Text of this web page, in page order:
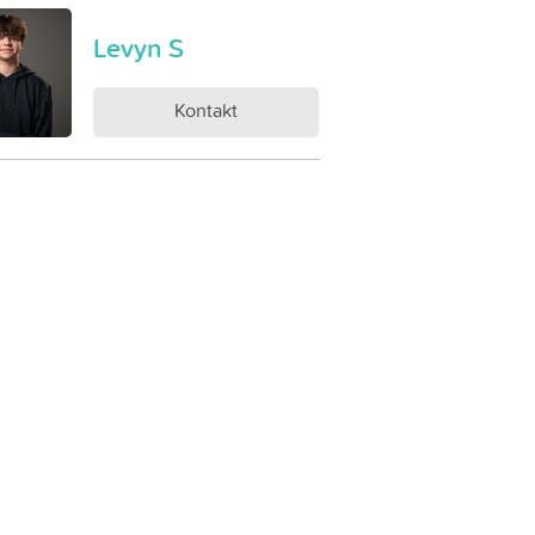
Levyn S
Kontakt